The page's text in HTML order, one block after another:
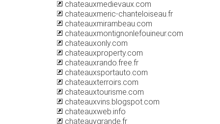
chateauxmedievaux.com
chateauxmeric-chanteloiseau.fr
chateauxmirambeau.com
chateauxmontignonlefouineur.com
chateauxonly.com
chateauxproperty.com
chateauxrando.free.fr
chateauxsportauto.com
chateauxterroirs.com
chateauxtourisme.com
chateauxvins.blogspot.com
chateauxweb.info
chateauygrande.fr